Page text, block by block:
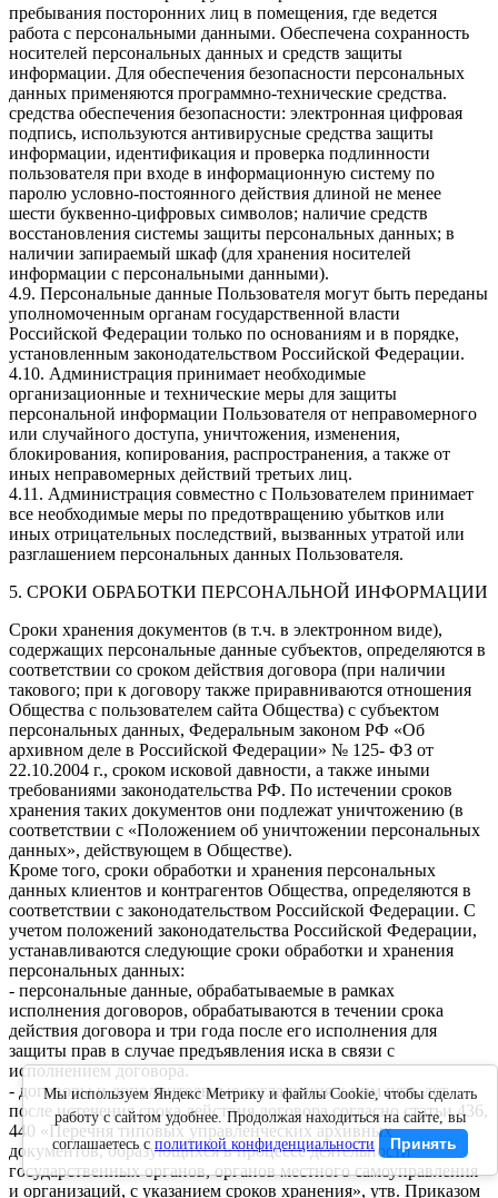
пребывания посторонних лиц в помещения, где ведется
работа с персональными данными. Обеспечена сохранность
носителей персональных данных и средств защиты
информации. Для обеспечения безопасности персональных
данных применяются программно-технические средства.
средства обеспечения безопасности: электронная цифровая
подпись, используются антивирусные средства защиты
информации, идентификация и проверка подлинности
пользователя при входе в информационную систему по
паролю условно-постоянного действия длиной не менее
шести буквенно-цифровых символов; наличие средств
восстановления системы защиты персональных данных; в
наличии запираемый шкаф (для хранения носителей
информации с персональными данными).
4.9. Персональные данные Пользователя могут быть переданы
уполномоченным органам государственной власти
Российской Федерации только по основаниям и в порядке,
установленным законодательством Российской Федерации.
4.10. Администрация принимает необходимые
организационные и технические меры для защиты
персональной информации Пользователя от неправомерного
или случайного доступа, уничтожения, изменения,
блокирования, копирования, распространения, а также от
иных неправомерных действий третьих лиц.
4.11. Администрация совместно с Пользователем принимает
все необходимые меры по предотвращению убытков или
иных отрицательных последствий, вызванных утратой или
разглашением персональных данных Пользователя.
5. СРОКИ ОБРАБОТКИ ПЕРСОНАЛЬНОЙ ИНФОРМАЦИИ
Сроки хранения документов (в т.ч. в электронном виде),
содержащих персональные данные субъектов, определяются в
соответствии со сроком действия договора (при наличии
такового; при к договору также приравниваются отношения
Общества с пользователем сайта Общества) с субъектом
персональных данных, Федеральным законом РФ «Об
архивном деле в Российской Федерации» № 125- ФЗ от
22.10.2004 г., сроком исковой давности, а также иными
требованиями законодательства РФ. По истечении сроков
хранения таких документов они подлежат уничтожению (в
соответствии с «Положением об уничтожении персональных
данных», действующем в Обществе).
Кроме того, сроки обработки и хранения персональных
данных клиентов и контрагентов Общества, определяются в
соответствии с законодательством Российской Федерации. С
учетом положений законодательства Российской Федерации,
устанавливаются следующие сроки обработки и хранения
персональных данных:
- персональные данные, обрабатываемые в рамках
исполнения договоров, обрабатываются в течении срока
действия договора и три года после его исполнения для
защиты прав в случае предъявления иска в связи с
исполнением договора.
- договоры и дополнительные соглашения к ним пять лет
после истечения срока действия договора согласно статьи 436,
440 «Перечня типовых управленческих архивных
документов, образующихся в процессе деятельности
государственных органов, органов местного самоуправления
и организаций, с указанием сроков хранения», утв. Приказом
Мы используем Яндекс Метрику и файлы Cookie, чтобы сделать
работу с сайтом удобнее. Продолжая находиться на сайте, вы
соглашаетесь сполитикой конфиденциальности Принять